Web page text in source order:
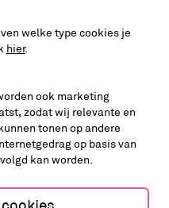
cookies/privacy
welke type cookies je
hier.
ook marketing
zodat wij relevante en
tonen op andere
op basis van
kan worden.